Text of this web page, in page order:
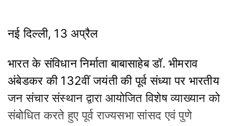
नई दिल्ली, 13 अप्रैल
भारत के संविधान निर्माता बाबासाहेब डॉ. भीमराव
अंबेडकर की 132वीं जयंती की पूर्व संध्या पर भारतीय
जन संचार संस्थान द्वारा आयोजित विशेष व्याख्यान को
संबोधित करते हुए पूर्व राज्‍यसभा सांसद एवं पुणे